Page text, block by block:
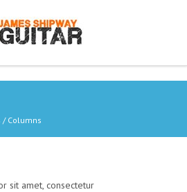
/ Columns
sit amet, consectetur